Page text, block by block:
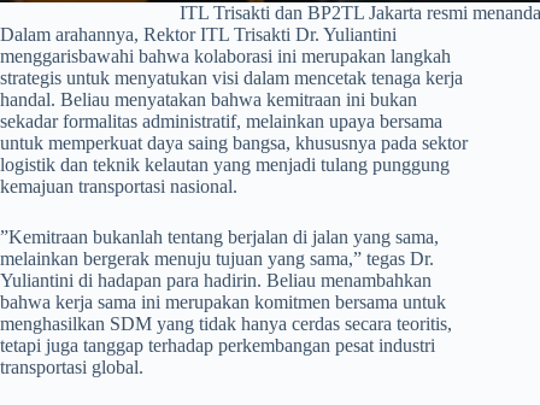
ITL Trisakti dan BP2TL Jakarta resmi
​Dalam arahannya, Rektor ITL Trisakti Dr. Yuliantini
menggarisbawahi bahwa kolaborasi ini merupakan langkah
strategis untuk menyatukan visi dalam mencetak tenaga kerja
handal. Beliau menyatakan bahwa kemitraan ini bukan
sekadar formalitas administratif, melainkan upaya bersama
untuk memperkuat daya saing bangsa, khususnya pada sektor
logistik dan teknik kelautan yang menjadi tulang punggung
kemajuan transportasi nasional.
​”Kemitraan bukanlah tentang berjalan di jalan yang sama,
melainkan bergerak menuju tujuan yang sama,” tegas Dr.
Yuliantini di hadapan para hadirin. Beliau menambahkan
bahwa kerja sama ini merupakan komitmen bersama untuk
menghasilkan SDM yang tidak hanya cerdas secara teoritis,
tetapi juga tanggap terhadap perkembangan pesat industri
transportasi global.